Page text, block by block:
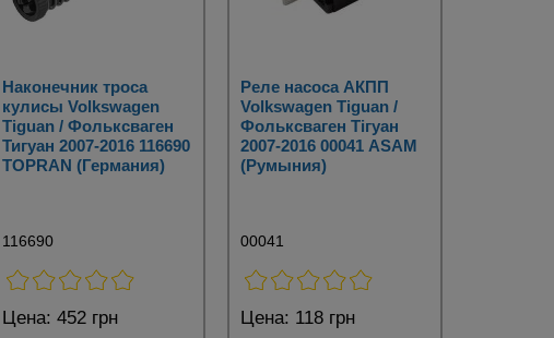
Наконечник троса
кулисы Volkswagen
Tiguan / Фольксваген
Тигуан 2007-2016 116690
TOPRAN (Германия)
116690
Цена: 452 грн
Реле насоса АКПП
Volkswagen Tiguan /
Фольксваген Тігуан
2007-2016 00041 ASAM
(Румыния)
00041
Цена: 118 грн